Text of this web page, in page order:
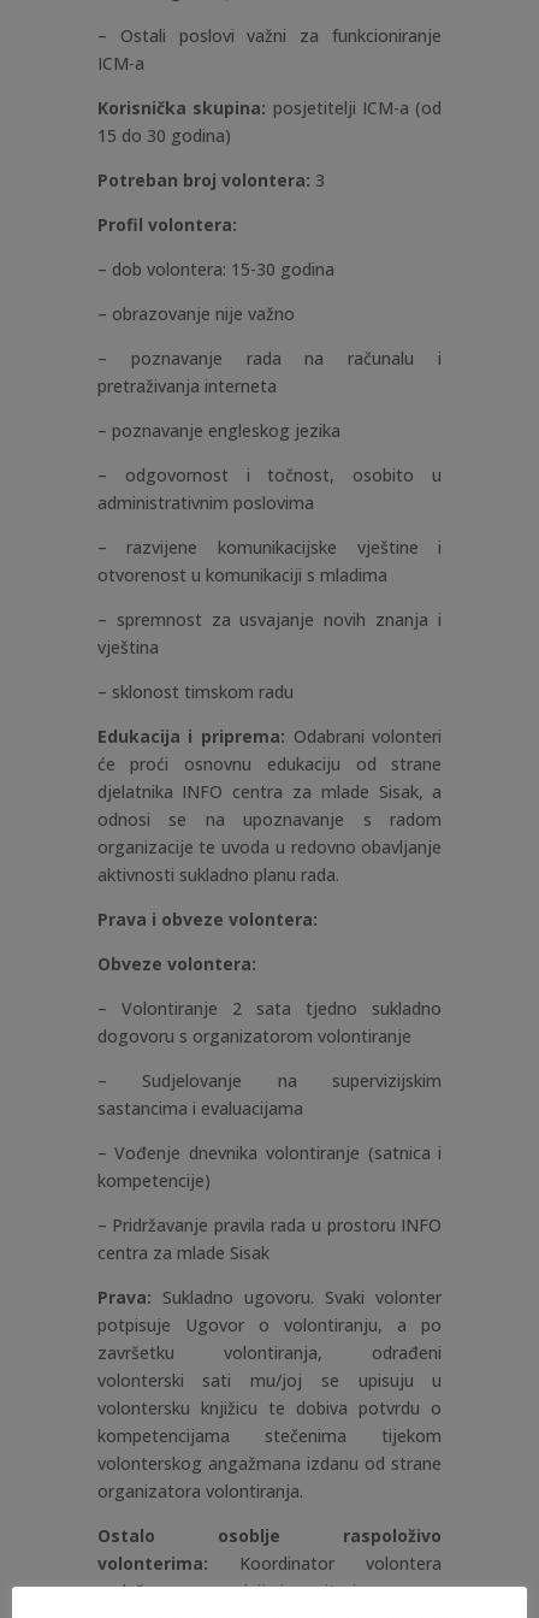
– Ostali poslovi važni za funkcioniranje
ICM-a
Korisnička skupina: posjetitelji ICM-a (od
15 do 30 godina)
Potreban broj volontera: 3
Profil volontera:
– dob volontera: 15-30 godina
– obrazovanje nije važno
– poznavanje rada na računalu i
pretraživanja interneta
– poznavanje engleskog jezika
– odgovornost i točnost, osobito u
administrativnim poslovima
– razvijene komunikacijske vještine i
otvorenost u komunikaciji s mladima
– spremnost za usvajanje novih znanja i
vještina
– sklonost timskom radu
Edukacija i priprema: Odabrani volonteri
će proći osnovnu edukaciju od strane
djelatnika INFO centra za mlade Sisak, a
odnosi se na upoznavanje s radom
organizacije te uvoda u redovno obavljanje
aktivnosti sukladno planu rada.
Prava i obveze volontera:
Obveze volontera:
– Volontiranje 2 sata tjedno sukladno
dogovoru s organizatorom volontiranje
– Sudjelovanje na supervizijskim
sastancima i evaluacijama
– Vođenje dnevnika volontiranje (satnica i
kompetencije)
– Pridržavanje pravila rada u prostoru INFO
centra za mlade Sisak
Prava: Sukladno ugovoru. Svaki volonter
potpisuje Ugovor o volontiranju, a po
završetku volontiranja, odrađeni
volonterski sati mu/joj se upisuju u
volontersku knjižicu te dobiva potvrdu o
kompetencijama stečenima tijekom
volonterskog angažmana izdanu od strane
organizatora volontiranja.
Ostalo osoblje raspoloživo
volonterima:
Koordinator volontera
zadužen za superviziju i monitoring.